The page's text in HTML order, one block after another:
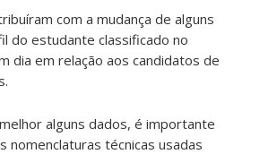
com a mudança de alguns
do estudante classificado no
dia em relação aos candidatos de
alguns dados, é importante
nomenclaturas técnicas usadas